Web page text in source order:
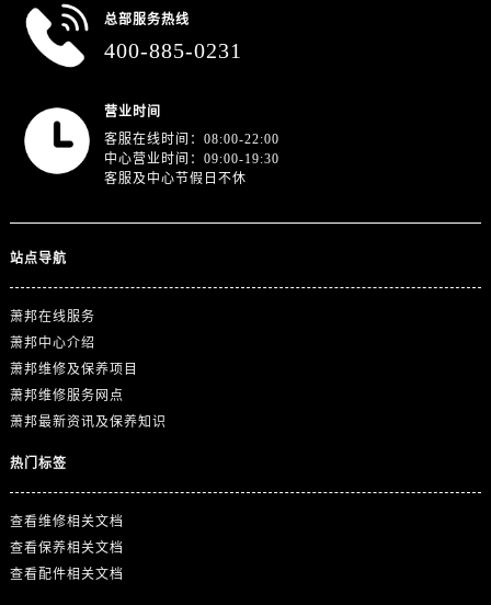
广东省广州市越秀区环市东路371-375号世界贸易中心大厦南塔15层1507室萧邦售后服务中心（需提前预约）
总部服务热线
400-885-0231
营业时间
客服在线时间：08:00-22:00
中心营业时间：09:00-19:30
客服及中心节假日不休
站点导航
萧邦在线服务
萧邦中心介绍
萧邦维修及保养项目
萧邦维修服务网点
萧邦最新资讯及保养知识
热门标签
查看维修相关文档
查看保养相关文档
查看配件相关文档